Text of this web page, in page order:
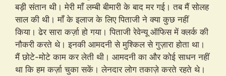
बड़ी संतान थी। मेरी माँ लम्बी बीमारी के बाद मर गई। तब मैं सोलह
साल की थी। माँ के इलाज के लिए पिताजी ने क्या कुछ नहीं
किया। ढेर सारा कर्ज़ा हो गया। पिताजी रेवेन्यू ऑफिस में क्लर्क की
नौकरी करते थे। इनकी आमदनी से मुश्किल से गुज़ारा होता था।
मैं छोटे-मोटे काम कर लेती थी। आमदनी का और कोई साधन नहीं
था कि हम कर्ज़ा चुका सकें। लेनदार लोग तकाज़े करते रहते थे।